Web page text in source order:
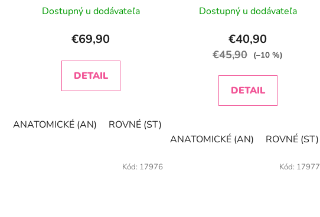
Dostupný u dodávateľa
€69,90
DETAIL
ANATOMICKÉ (AN) ROVNÉ (ST)
Dostupný u dodávateľa
€40,90
€45,90 (–10 %)
DETAIL
ANATOMICKÉ (AN) ROVNÉ (ST)
Kód: 17976 Kód: 17977